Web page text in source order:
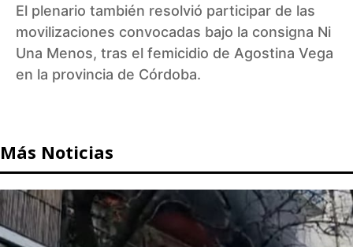
El plenario también resolvió participar de las
movilizaciones convocadas bajo la consigna Ni
Una Menos, tras el femicidio de Agostina Vega
en la provincia de Córdoba.
Más Noticias